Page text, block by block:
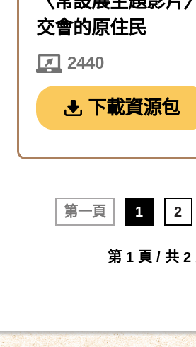
交會的原住民
2440
下載資源包
第一頁 1 2
第 1 頁 / 共 2